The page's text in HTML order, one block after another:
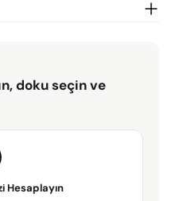
doku seçin ve
Hesaplayın